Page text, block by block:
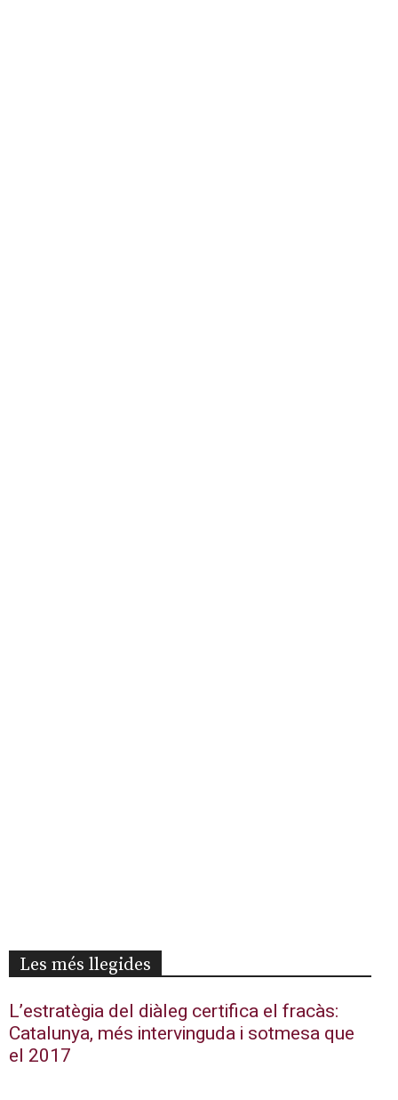
Les més llegides
L’estratègia del diàleg certifica el fracàs:
Catalunya, més intervinguda i sotmesa que
el 2017